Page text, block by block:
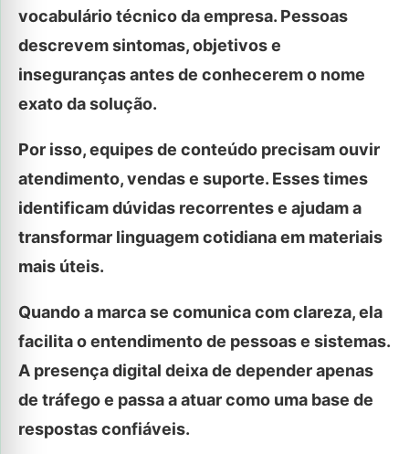
vocabulário técnico da empresa. Pessoas
descrevem sintomas, objetivos e
inseguranças antes de conhecerem o nome
exato da solução.
Por isso, equipes de conteúdo precisam ouvir
atendimento, vendas e suporte. Esses times
identificam dúvidas recorrentes e ajudam a
transformar linguagem cotidiana em materiais
mais úteis.
Quando a marca se comunica com clareza, ela
facilita o entendimento de pessoas e sistemas.
A presença digital deixa de depender apenas
de tráfego e passa a atuar como uma base de
respostas confiáveis.